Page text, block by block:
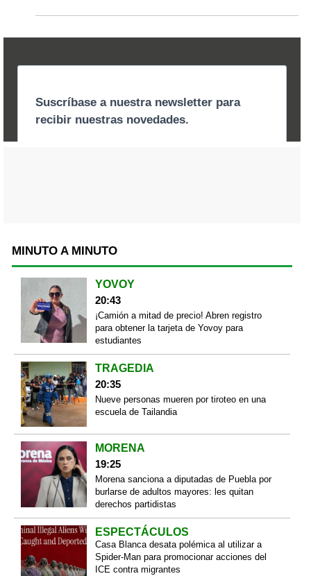
MINUTO A MINUTO
YOVOY
20:43
¡Camión a mitad de precio! Abren registro
para obtener la tarjeta de Yovoy para
estudiantes
TRAGEDIA
20:35
Nueve personas mueren por tiroteo en una
escuela de Tailandia
MORENA
19:25
Morena sanciona a diputadas de Puebla por
burlarse de adultos mayores: les quitan
derechos partidistas
ESPECTÁCULOS
Casa Blanca desata polémica al utilizar a
Spider-Man para promocionar acciones del
ICE contra migrantes